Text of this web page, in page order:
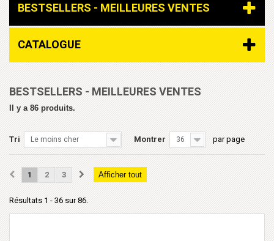
BESTSELLERS - MEILLEURES VENTES
CATALOGUE
BESTSELLERS - MEILLEURES VENTES
Il y a 86 produits.
Tri Le moins cher Montrer 36 par page
Afficher tout
1 2 3
Résultats 1 - 36 sur 86.